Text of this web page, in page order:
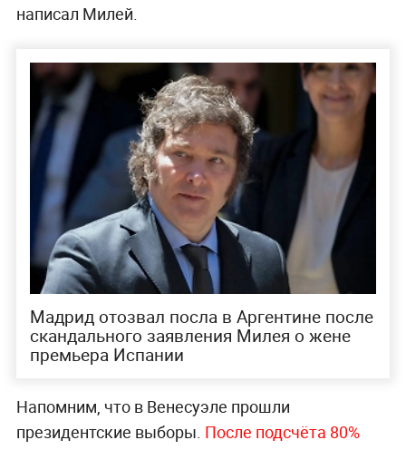
написал Милей.
Мадрид отозвал посла в Аргентине после
скандального заявления Милея о жене
премьера Испании
Напомним, что в Венесуэле прошли
президентские выборы. После подсчёта 80%